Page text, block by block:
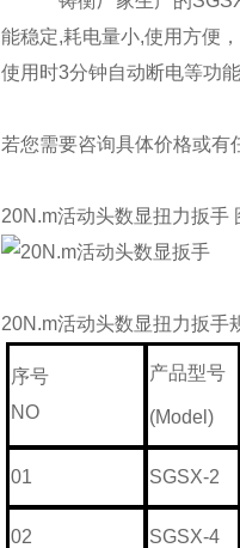
能稳定,耗电量小,使用方便
使用时3分钟自动断电等功
若您需要咨询具体价格或有
20N.m活动头数显扭力扳手
20N.m活动头数显扭力扳手
序号
NO
产品型号
(Model)
01 SGSX-2
02 SGSX-4